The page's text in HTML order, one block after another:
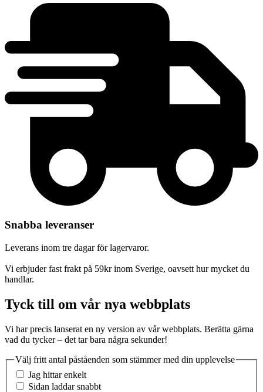
Snabba leveranser
Leverans inom tre dagar för lagervaror.
Vi erbjuder fast frakt på 59kr inom Sverige, oavsett hur mycket du
handlar.
Tyck till om vår nya webbplats
Vi har precis lanserat en ny version av vår webbplats. Berätta gärna
vad du tycker – det tar bara några sekunder!
Välj fritt antal påståenden som stämmer med din upplevelse
Jag hittar enkelt
Sidan laddar snabbt